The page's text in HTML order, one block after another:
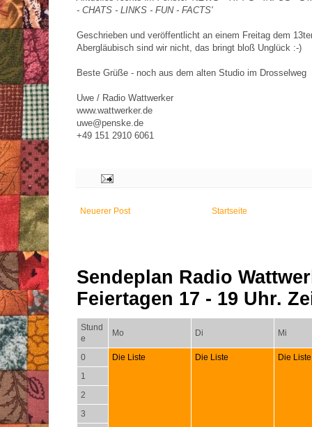
- CHATS - LINKS - FUN - FACTS'
Geschrieben und veröffentlicht an einem Freitag dem
Abergläubisch sind wir nicht, das bringt bloß Unglück :-)
Beste Grüße - noch aus dem alten Studio im Drosselweg
Uwe / Radio Wattwerker
www.wattwerker.de
uwe@penske.de
+49 151 2910 6061
Neuerer Post Startseite
Sendeplan Radio
Feiertagen 17 - 19 Uhr.
Stund
e
Mo Di Mi
0 Die Liste Die Liste
Die Liste
1
2
3